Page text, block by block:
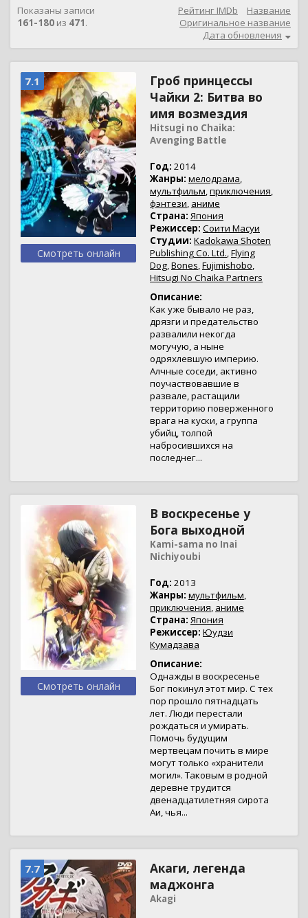
Показаны записи
161-180 из 471.
Рейтинг IMDb
Название
Оригинальное название
Дата обновления
7.1
Смотреть онлайн
Гроб принцессы
Чайки 2: Битва во
имя возмездия
Hitsugi no Chaika:
Avenging Battle
Год: 2014
Жанры: мелодрама,
мультфильм,приключения,
фэнтези, аниме
Страна: Япония
Режиссер: Соити Масуи
Студии: Kadokawa Shoten
Publishing Co. Ltd.,Flying
Dog,Bones,Fujimishobo,
Hitsugi No Chaika Partners
Описание:
Как уже бывало не раз,
дрязги и предательство
развалили некогда
могучую, а ныне
одряхлевшую империю.
Алчные соседи, активно
поучаствовавшие в
развале, растащили
территорию поверженного
врага на куски, а группа
убийц, толпой
набросившихся на
последнег...
Смотреть онлайн
В воскресенье у
Бога выходной
Kami-sama no Inai
Nichiyoubi
Год: 2013
Жанры: мультфильм,
приключения, аниме
Страна: Япония
Режиссер: Юудзи
Кумадзава
Описание:
Однажды в воскресенье
Бог покинул этот мир. С тех
пор прошло пятнадцать
лет. Люди перестали
рождаться и умирать.
Помочь будущим
мертвецам почить в мире
могут только «хранители
могил». Таковым в родной
деревне трудится
двенадцатилетняя сирота
Аи, чья...
7.7
Акаги, легенда
маджонга
Akagi